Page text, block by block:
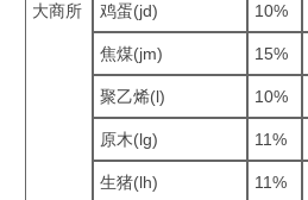
大商所 鸡蛋(jd) 10%
焦煤(jm) 15%
聚乙烯(l) 10%
原木(lg) 11%
生猪(lh) 11%